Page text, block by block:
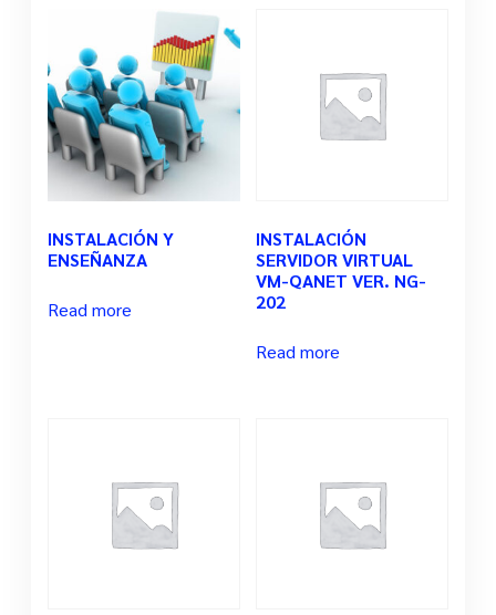
INSTALACIÓN Y
ENSEÑANZA
Read more
INSTALACIÓN
SERVIDOR VIRTUAL
VM-QANET VER. NG-
202
Read more